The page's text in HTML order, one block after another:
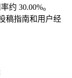
约 30.00%。
稿指南和用户经